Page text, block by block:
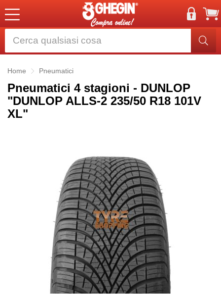
Home Pneumatici
Pneumatici 4 stagioni - DUNLOP
"DUNLOP ALLS-2 235/50 R18 101V
XL"